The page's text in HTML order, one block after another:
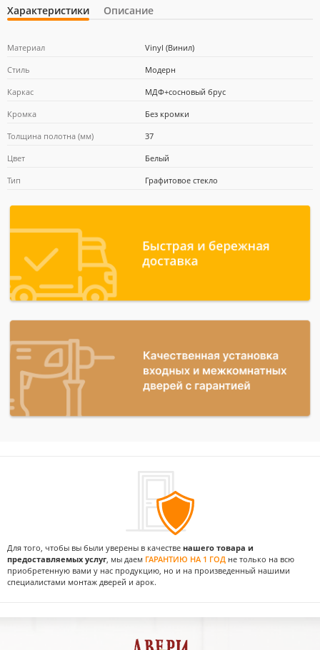
otpbank
Характеристики
Материал Vinyl (Винил)
Стиль Модерн
Каркас МДФ+сосновый брус
Кромка Без кромки
Толщина полотна (мм) 37
Цвет Белый
Тип Графитовое стекло
Описание
Для того, чтобы вы были уверены в качестве нашего товара и
предоставляемых услуг , мы даем ГАРАНТИЮ НА 1 ГОД не только на всю
приобретенную вами у нас продукцию, но и на произведенный нашими
специалистами монтаж дверей и арок.